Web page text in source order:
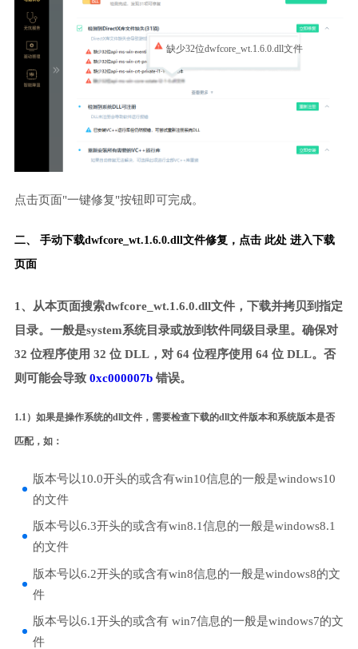
缺少32位dwfcore_wt.1.6.0.dll文件
点击页面"一键修复"按钮即可完成。
二、 手动下载dwfcore_wt.1.6.0.dll文件修复， 点击 此处 进入下载
页面
1、从本页面搜索dwfcore_wt.1.6.0.dll文件，下载并拷贝到指定
目录。一般是system系统目录或放到软件同级目录里。确保对
32 位程序使用 32 位 DLL，对 64 位程序使用 64 位 DLL。否
则可能会导致 0xc000007b错误。
1.1）如果是操作系统的dll文件，需要检查下载的dll文件版本和系统版本是否
匹配，如：
版本号以10.0开头的或含有win10信息的一般是windows10
的文件
版本号以6.3开头的或含有win8.1信息的一般是windows8.1
的文件
版本号以6.2开头的或含有win8信息的一般是windows8的文
件
版本号以6.1开头的或含有 win7信息的一般是windows7的文
件